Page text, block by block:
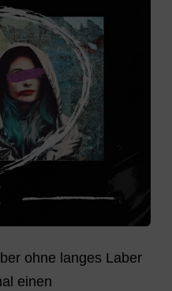
ohne langes Laber
einen